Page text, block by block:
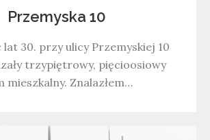
Przemyska 10
lat 30. przy ulicy Przemyskiej 10
trzypiętrowy, pięcioosiowy
mieszkalny. Znalazłem…